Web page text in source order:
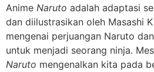
Anime Naruto adalah adaptasi
dan diilustrasikan oleh Masashi
mengenai perjuangan Naruto
untuk menjadi seorang ninja.
Naruto mengenalkan kita pada